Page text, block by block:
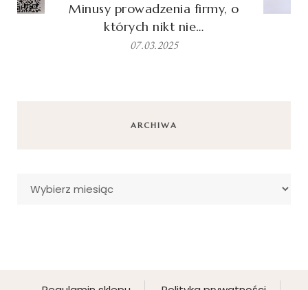
Minusy prowadzenia firmy, o
których nikt nie…
07.03.2025
ARCHIWA